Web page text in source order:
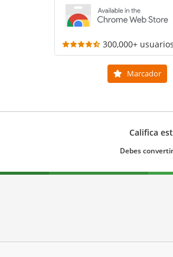
300,000+ usuarios
Marcador
Califica
Debes